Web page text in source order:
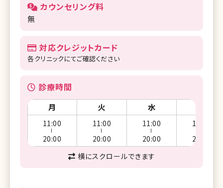
カウンセリング料
無
対応クレジットカード
各クリニックにてご確認ください
診療時間
月 火 水
11:00
20:00
11:00
20:00
11:00
20:00
11:00
20:00
横にスクロールできます